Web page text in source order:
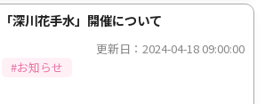
「深川花手水」開催について
更新日：2024-04-18 09:00:00
#お知らせ